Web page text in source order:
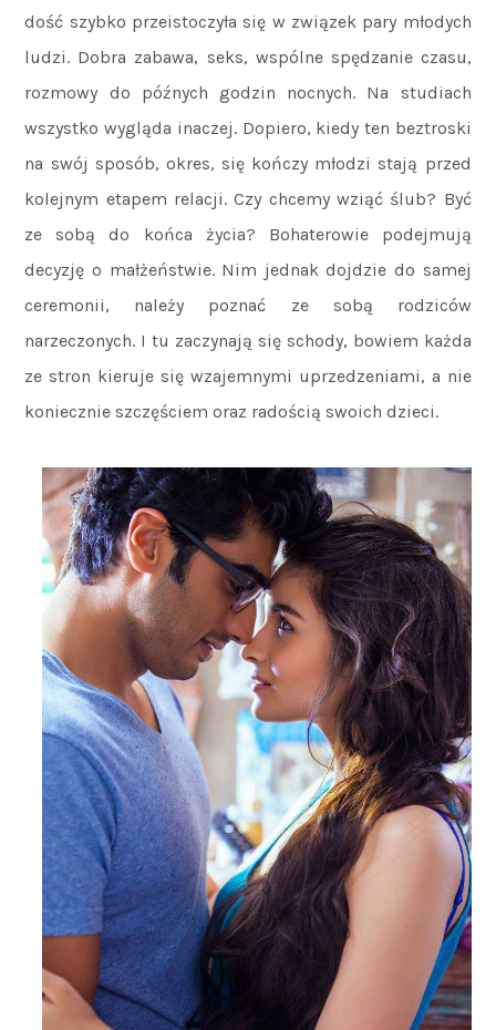
dość szybko przeistoczyła się w związek pary młodych
ludzi. Dobra zabawa, seks, wspólne spędzanie czasu,
rozmowy do późnych godzin nocnych. Na studiach
wszystko wygląda inaczej. Dopiero, kiedy ten beztroski
na swój sposób, okres, się kończy młodzi stają przed
kolejnym etapem relacji. Czy chcemy wziąć ślub? Być
ze sobą do końca życia? Bohaterowie podejmują
decyzję o małżeństwie. Nim jednak dojdzie do samej
ceremonii, należy poznać ze sobą rodziców
narzeczonych. I tu zaczynają się schody, bowiem każda
ze stron kieruje się wzajemnymi uprzedzeniami, a nie
koniecznie szczęściem oraz radością swoich dzieci.